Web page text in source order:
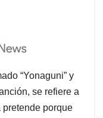
“Yonaguni” y
se refiere a
pretende porque